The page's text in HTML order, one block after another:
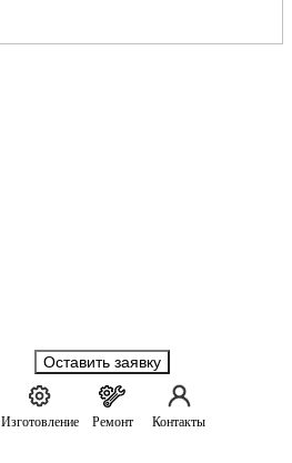
Оставить заявку
Изготовление Ремонт Контакты